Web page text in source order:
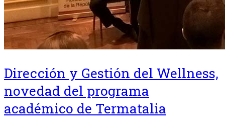
Dirección y Gestión del Wellness,
novedad del programa
académico de Termatalia